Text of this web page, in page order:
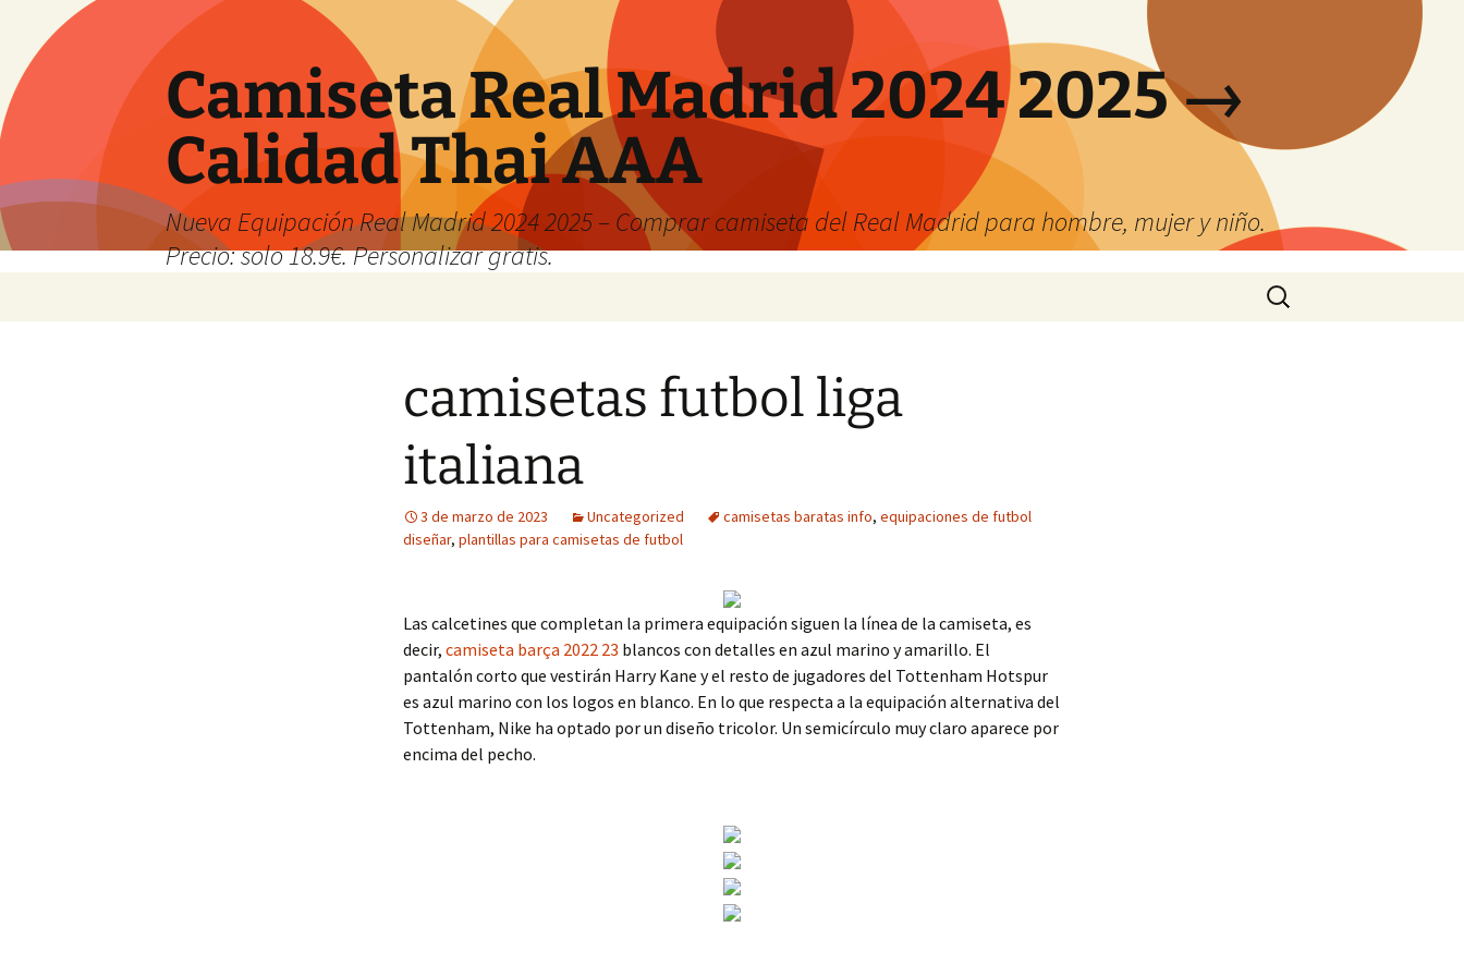
Camiseta Real Madrid 2024 2025 →
Calidad Thai AAA
Nueva Equipación Real Madrid 2024 2025 – Comprar camiseta del Real Madrid para hombre, mujer y niño.
Precio: solo 18.9€. Personalizar gratis.
Buscar:
camisetas futbol liga
italiana
3 de marzo de 2023 Uncategorized camisetas baratas info, equipaciones de futbol
diseñar, plantillas para camisetas de futbol
Las calcetines que completan la primera equipación siguen la línea de la camiseta, es
decir, camiseta barça 2022 23 blancos con detalles en azul marino y amarillo. El
pantalón corto que vestirán Harry Kane y el resto de jugadores del Tottenham Hotspur
es azul marino con los logos en blanco. En lo que respecta a la equipación alternativa del
Tottenham, Nike ha optado por un diseño tricolor. Un semicírculo muy claro aparece por
encima del pecho.